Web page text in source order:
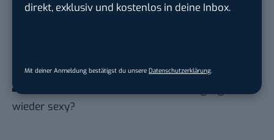
direkt, exklusiv und kostenlos in deine Inbox.
Mit deiner Anmeldung bestätigst du unsere Datenschutzerklärung.
Videoüberwachung im Unternehmen: Was ist
hartnäckig hält
Seit wann ist staatliche Überwachung eigentlich
wieder sexy?